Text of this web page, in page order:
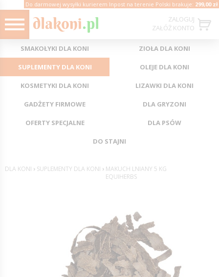
ZALOGUJ
ZAŁÓŻ KONTO
Do darmowej wysyłki kurierem Inpost na terenie Polski brakuje: 299,00 zł
SMAKOŁYKI DLA KONI ZIOŁA DLA KONI
SUPLEMENTY DLA KONI OLEJE DLA KONI
KOSMETYKI DLA KONI LIZAWKI DLA KONI
GADŻETY FIRMOWE DLA GRYZONI
OFERTY SPECJALNE DLA PSÓW
DO STAJNI
DLA KONI › SUPLEMENTY DLA KONI › MAKUCH LNIANY 5 KG
EQUIHERBS